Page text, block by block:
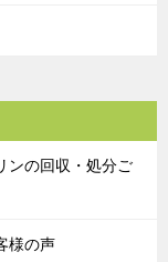
ンの回収・処分ご
様の声